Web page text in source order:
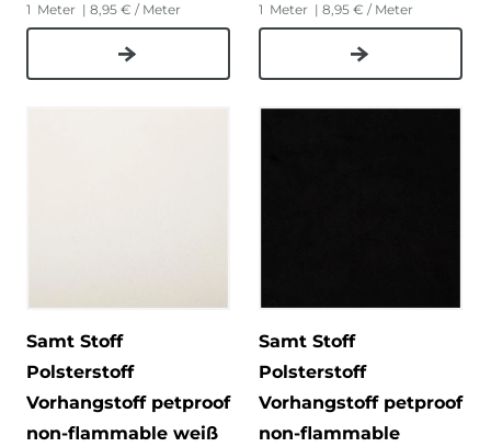
1 Meter | 8,95 € / Meter 1 Meter | 8,95 € / Meter
Samt Stoff
Polsterstoff
Vorhangstoff petproof
non-flammable weiß
Samt Stoff
Polsterstoff
Vorhangstoff petproof
non-flammable